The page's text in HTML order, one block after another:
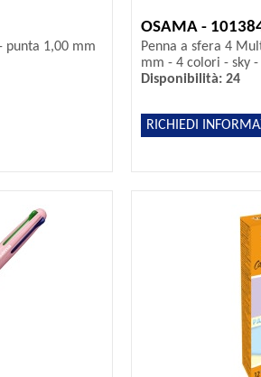
punta 1,00 mm
OSAMA -
Penna a sfera 4
mm - 4 colori - sky -
Disponibilità: 24
RICHIEDI